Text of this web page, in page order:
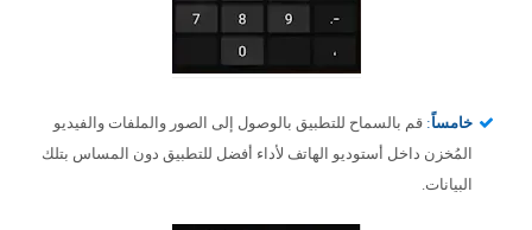
خامساً: قم بالسماح للتطبيق بالوصول إلى الصور والملفات والفيديو
المُخزن داخل أستوديو الهاتف لأداء أفضل للتطبيق دون المساس بتلك
البيانات.